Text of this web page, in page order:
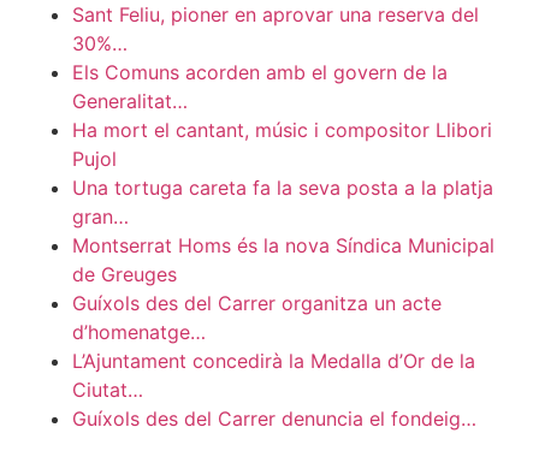
Sant Feliu, pioner en aprovar una reserva del
30%…
Els Comuns acorden amb el govern de la
Generalitat…
Ha mort el cantant, músic i compositor Llibori
Pujol
Una tortuga careta fa la seva posta a la platja
gran…
Montserrat Homs és la nova Síndica Municipal
de Greuges
Guíxols des del Carrer organitza un acte
d’homenatge…
L’Ajuntament concedirà la Medalla d’Or de la
Ciutat…
Guíxols des del Carrer denuncia el fondeig…